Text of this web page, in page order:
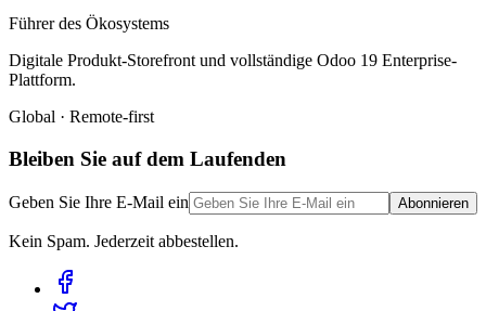
Führer des Ökosystems
Digitale Produkt-Storefront und vollständige Odoo 19 Enterprise-
Plattform.
Global · Remote-first
Bleiben Sie auf dem Laufenden
Geben Sie Ihre E-Mail ein Abonnieren
Kein Spam. Jederzeit abbestellen.